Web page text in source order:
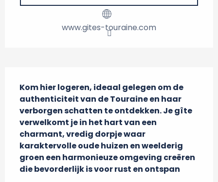
www.gites-touraine.com
Kom hier logeren, ideaal gelegen om de
authenticiteit van de Touraine en haar
verborgen schatten te ontdekken. Je gîte
verwelkomt je in het hart van een
charmant, vredig dorpje waar
karaktervolle oude huizen en weelderig
groen een harmonieuze omgeving creëren
die bevorderlijk is voor rust en ontspan